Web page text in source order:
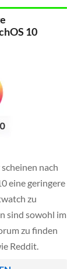
auf allen
POCO-
10
nach
eine geringere
zu
sind sowohl im
zu finden
Reddit.